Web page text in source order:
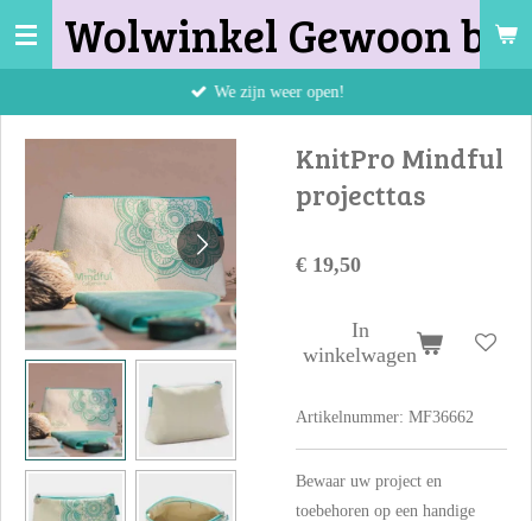
Ga
de
hoofdinhoud
Wolwinkel Gewoon bij
We zijn weer open!
KnitPro Mindful
projecttas
€ 19,50
In
winkelwagen
Artikelnummer: MF36662
Bewaar uw project en
toebehoren op een handige